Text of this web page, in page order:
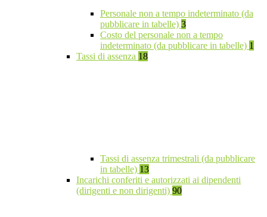
Personale non a tempo indeterminato (da
pubblicare in tabelle) 3
Costo del personale non a tempo
indeterminato (da pubblicare in tabelle) 1
Tassi di assenza 18
Tassi di assenza trimestrali (da pubblicare
in tabelle) 13
Incarichi conferiti e autorizzati ai dipendenti
(dirigenti e non dirigenti) 90